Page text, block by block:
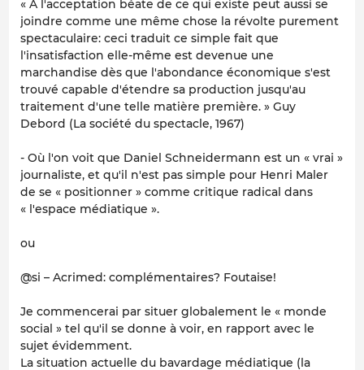
« À l'acceptation béate de ce qui existe peut aussi se
joindre comme une même chose la révolte purement
spectaculaire: ceci traduit ce simple fait que
l'insatisfaction elle-même est devenue une
marchandise dès que l'abondance économique s'est
trouvé capable d'étendre sa production jusqu'au
traitement d'une telle matière première. » Guy
Debord (La société du spectacle, 1967)
- Où l'on voit que Daniel Schneidermann est un « vrai »
journaliste, et qu'il n'est pas simple pour Henri Maler
de se « positionner » comme critique radical dans
« l'espace médiatique ».
ou
@si – Acrimed: complémentaires? Foutaise!
Je commencerai par situer globalement le « monde
social » tel qu'il se donne à voir, en rapport avec le
sujet évidemment.
La situation actuelle du bavardage médiatique (la